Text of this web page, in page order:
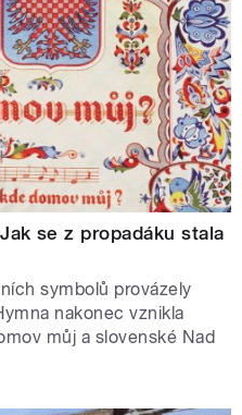
se z propadáku stala
symbolů provázely
nakonec vznikla
můj a slovenské Nad